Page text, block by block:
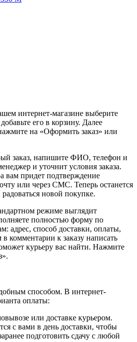
интернет-магазине выберите
его в корзину. Далее
на «Оформить заказ» или
заказ, напишите ФИО, телефон и
и уточнит условия заказа.
вам придет подтверждение
или через СМС. Теперь останется
новой покупке.
режиме выглядит
полностью форму по
адрес, способ доставки, оплаты,
комментарии к заказу написать
курьеру вас найти. Нажмите
способом. В интернет-
оплаты:
или доставке курьером.
с вами в день доставки, чтобы
подготовить сдачу с любой